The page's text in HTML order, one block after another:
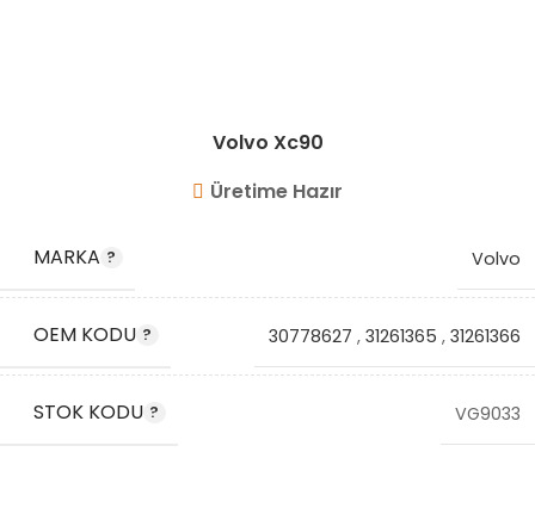
Volvo Xc90
Üretime Hazır
MARKA Volvo
OEM KODU 30778627 , 31261365 , 31261366
STOK KODU VG9033